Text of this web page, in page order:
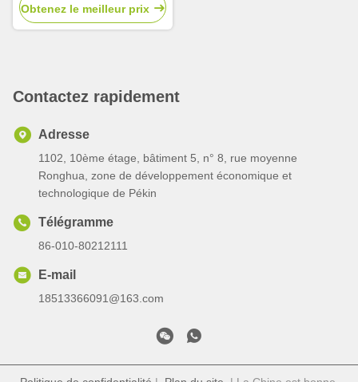
Smart Casual Vêtements
ceinture Desing Version de
Obtenez le meilleur prix
Contactez rapidement
Adresse
1102, 10ème étage, bâtiment 5, n° 8, rue moyenne
Ronghua, zone de développement économique et
technologique de Pékin
Télégramme
86-010-80212111
E-mail
18513366091@163.com